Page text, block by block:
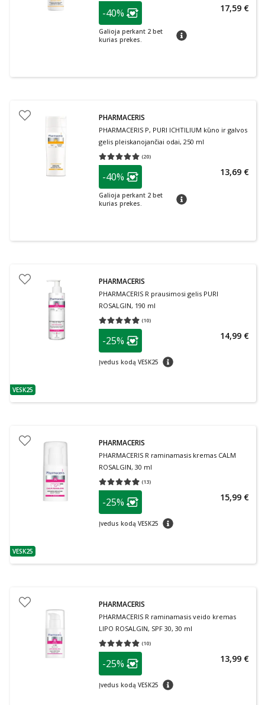
patarimas
Lojalumo klubo narių nuolaida
-40%
Galioja perkant 2 bet
kurias prekes.
patarimas
17,59 €
PHARMACERIS
PHARMACERIS P, PURI ICHTILIUM kūno ir galvos
gelis pleiskanojančiai odai, 250 ml
(20)
Vidutinis įvertinimas 5.00
patarimas
Lojalumo klubo narių nuolaida
-40%
Galioja perkant 2 bet
kurias prekes.
patarimas
13,69 €
patarimas
VESK25
PHARMACERIS
PHARMACERIS R prausimosi gelis PURI
ROSALGIN, 190 ml
(10)
Vidutinis įvertinimas 4.90
patarimas
Lojalumo klubo narių nuolaida
-25%
Įvedus kodą VESK25 patarimas
14,99 €
patarimas
VESK25
PHARMACERIS
PHARMACERIS R raminamasis kremas CALM
ROSALGIN, 30 ml
(13)
Vidutinis įvertinimas 4.92
patarimas
Lojalumo klubo narių nuolaida
-25%
Įvedus kodą VESK25 patarimas
15,99 €
PHARMACERIS
PHARMACERIS R raminamasis veido kremas
LIPO ROSALGIN, SPF 30, 30 ml
(10)
Vidutinis įvertinimas 4.80
patarimas
Lojalumo klubo narių nuolaida
-25%
Įvedus kodą VESK25 patarimas
13,99 €